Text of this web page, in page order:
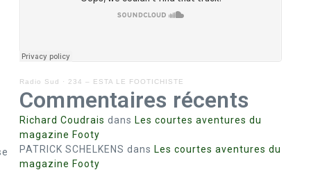
Radio Sud · 234 – ESTA LE FOOTICHISTE
Commentaires récents
Richard Coudrais dans Les courtes aventures du
magazine Footy
PATRICK SCHELKENS dans Les courtes aventures du
magazine Footy